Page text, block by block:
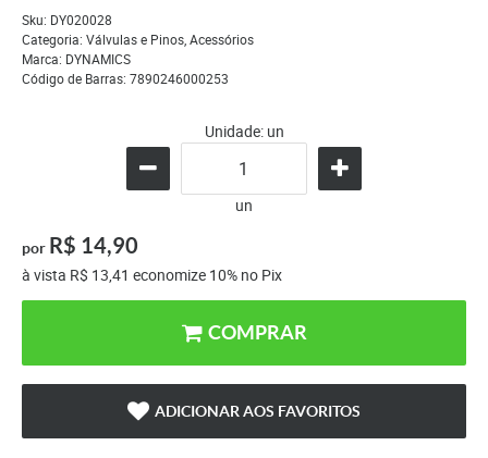
Sku: DY020028
Categoria: Válvulas e Pinos,Acessórios
Marca: DYNAMICS
Código de Barras: 7890246000253
Unidade: un
un
por R$ 14,90
à vista R$ 13,41 economize 10% no Pix
COMPRAR
ADICIONAR AOS FAVORITOS